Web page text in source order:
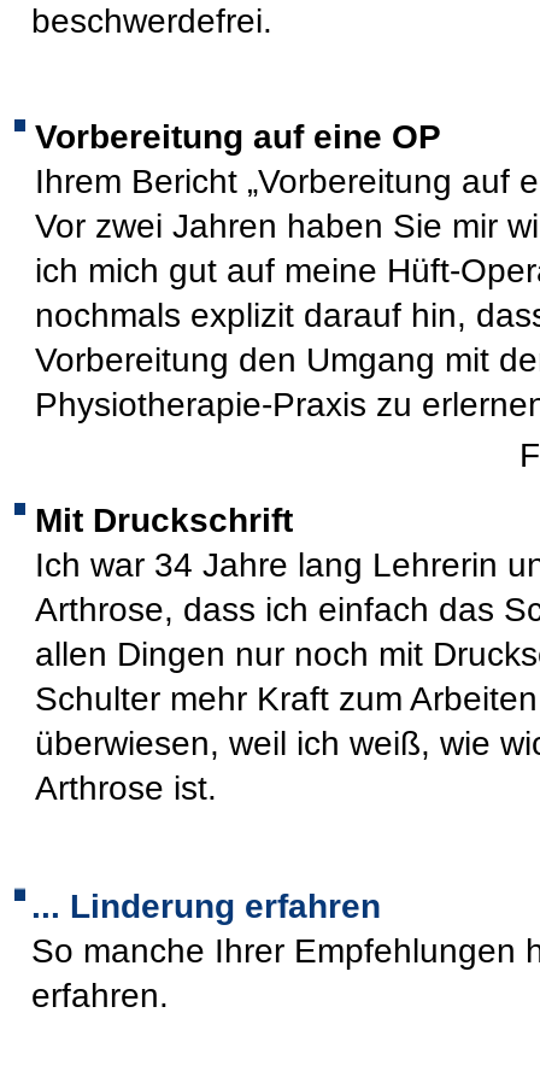
beschwerdefrei.
Vorbereitung auf eine OP
Ihrem Bericht „Vorbereitung auf
Vor zwei Jahren haben Sie mir
ich mich gut auf meine Hüft-
nochmals explizit darauf hin,
Vorbereitung den Umgang mit
Physiotherapie-Praxis zu
Mit Druckschrift
Ich war 34 Jahre lang Lehrerin
Arthrose, dass ich einfach das
allen Dingen nur noch mit
Schulter mehr Kraft zum
überwiesen, weil ich weiß, wie
Arthrose ist.
... Linderung erfahren
So manche Ihrer Empfehlungen
erfahren.